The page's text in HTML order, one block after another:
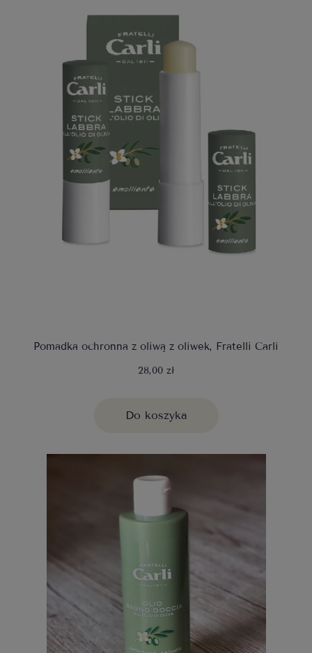
Pomadka ochronna z oliwą z oliwek, Fratelli Carli
28,00 zł
Do koszyka